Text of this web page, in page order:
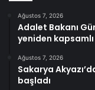
Ağustos 7, 2026
Adalet Bakanı
yeniden
Ağustos 7, 2026
Sakarya
başladı